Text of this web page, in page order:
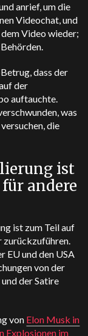
anrief, um die
Videochat, und
Video wieder;
dass der
der
auftauchte.
was
die
ist
andere
ist zum Teil auf
zurückzuführen.
EU und den USA
von der
der Satire
von Elon Musk in
Explosionen im